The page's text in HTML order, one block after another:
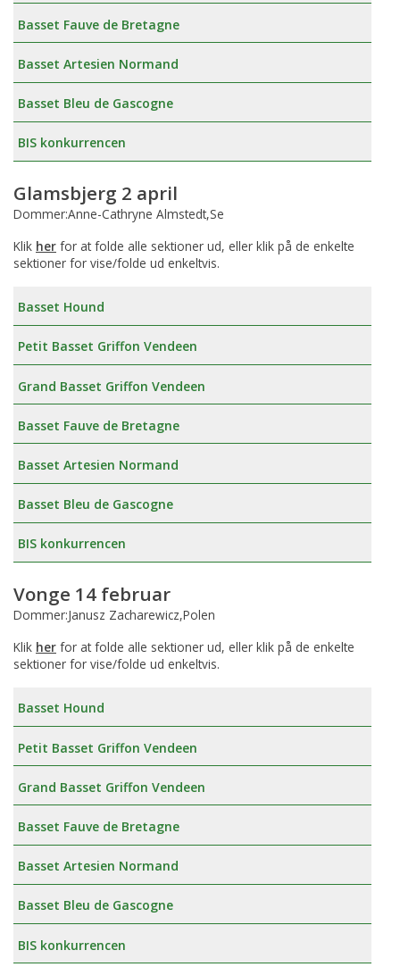
Basset Fauve de Bretagne
Basset Artesien Normand
Basset Bleu de Gascogne
BIS konkurrencen
Glamsbjerg 2 april
Dommer:Anne-Cathryne Almstedt,Se
Klik her for at folde alle sektioner ud, eller klik på de enkelte
sektioner for vise/folde ud enkeltvis.
Basset Hound
Petit Basset Griffon Vendeen
Grand Basset Griffon Vendeen
Basset Fauve de Bretagne
Basset Artesien Normand
Basset Bleu de Gascogne
BIS konkurrencen
Vonge 14 februar
Dommer:Janusz Zacharewicz,Polen
Klik her for at folde alle sektioner ud, eller klik på de enkelte
sektioner for vise/folde ud enkeltvis.
Basset Hound
Petit Basset Griffon Vendeen
Grand Basset Griffon Vendeen
Basset Fauve de Bretagne
Basset Artesien Normand
Basset Bleu de Gascogne
BIS konkurrencen